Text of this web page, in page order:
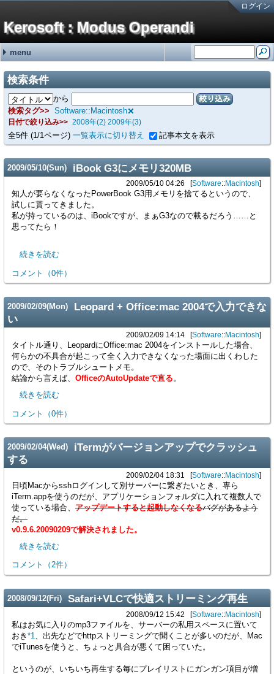
ログイン
Kerosoft : Modus Operandi
menu
最近の記事
#251:
SONYの無線ノイキャンヘッドホン WH-1000XM3の延命措置 (06/19)
#250:
ディスプレイの入力切替イベントを拾う方法メモ (12/31)
#249:
無停電電源装置(UPS)の鉛バッテリーを無料で処分する方法 (10/01)
#248:
アメリカ現地番号のAT&T SIMカードを日本で準備していく方法
#247:
古のRaspberry Piを使ったお手軽デジタルサイネージ (01/31)
最近のコメント
霧ヶ峰REMOTEの機器登録バグの回避方法 金曜が大好きなOL
brother製スキャンツールControlCenter4を直接起動する方法 hy
霧ヶ峰REMOTEの機器登録バグの回避方法 せつこ
霧ヶ峰REMOTEの機器登録バグの回避方法 nn
霧ヶ峰REMOTEの機器登録バグの回避方法 n
タグNetService (15)
adiary (5)
Google (1)
ValueDomain (2)
Sakura (1)
Software (176)
Windows (95)
Macintosh (5)
Linux (69)
VM/ESXi (6)
Languages (13)
Java (2)
Perl (7)
C# (2)
CSS (1)
JavaScript (1)
Hardware (46)
PC (8)
VAIO (7)
Phone (8)
Printer (4)
NAS (1)
HDDRecorder (1)
CarNavi (1)
NetworkSwitch (8)
Raspberry Pi (2)
ThinkPad (2)
Appliances (3)
Mobile (4)
(none) (2)
検索条件
から 絞り込み
検索タグ Software::Macintosh
日付で絞り込み 2008年(2) 2009年(3)
全5件 (1/1ページ) 一覧表示に切り替え 記事本文を表示
2009/05/10(Sun) iBook G3にメモリ320MB
2009/05/10 04:26 Software::Macintosh
知人が要らなくなったPowerBook G3用メモリを捨てるというので、
試しに貰ってきました。
私が持っているのは、iBookですが、まぁG3なので載るだろう……と
思ってたら！
続きを読む
コメント （0件）
2009/02/09(Mon)
Leopard + Office:mac 2004で入力できな
い
2009/02/09 14:14 Software::Macintosh
タイトル通り、LeopardにOffice:mac 2004をインストールした場合、
何らかの不具合が起こって全く入力できなくなった場面に出くわした
ので、そのトラブルシュートメモ。
結論から言えば、 OfficeのAutoUpdateで直る。
続きを読む
コメント （0件）
2009/02/04(Wed)
iTermがバージョンアップでクラッシュ
する
2009/02/04 18:31 Software::Macintosh
日頃Macからsshログインして別サーバーに繋ぎたいとき、専ら
iTerm.appを使うのだが、アプリケーションフォルダに入れて複数人で
使っている場合、 アップデートすると起動しなくなるバグがあるよう
だ。
v0.9.6.20090209で解決されました。
続きを読む
コメント （2件）
2008/09/12(Fri) Safari+VLCで快適ストリーミング再生
2008/09/12 15:42 Software::Macintosh
私はお気に入りのmp3ファイルを、サーバーの私用スペースに置いて
おき *1
、出先などでhttpストリーミングで聞くことが多いのだが、Mac
でiTunesを使うと、ちょっと具合が悪くて困っていた。
というのが、いちいち再生する毎にプレイリストにガンガン項目が増